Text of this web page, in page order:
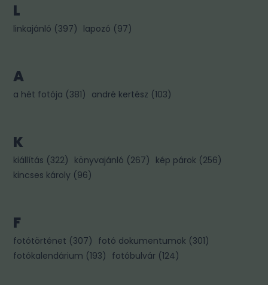
L
linkajánló (397) lapozó (97)
A
a hét fotója (381) andré kertész (103)
K
kiállítás (322) könyvajánló (267) kép párok (256)
kincses károly (96)
F
fotótörténet (307) fotó dokumentumok (301)
fotókalendárium (193) fotóbulvár (124)